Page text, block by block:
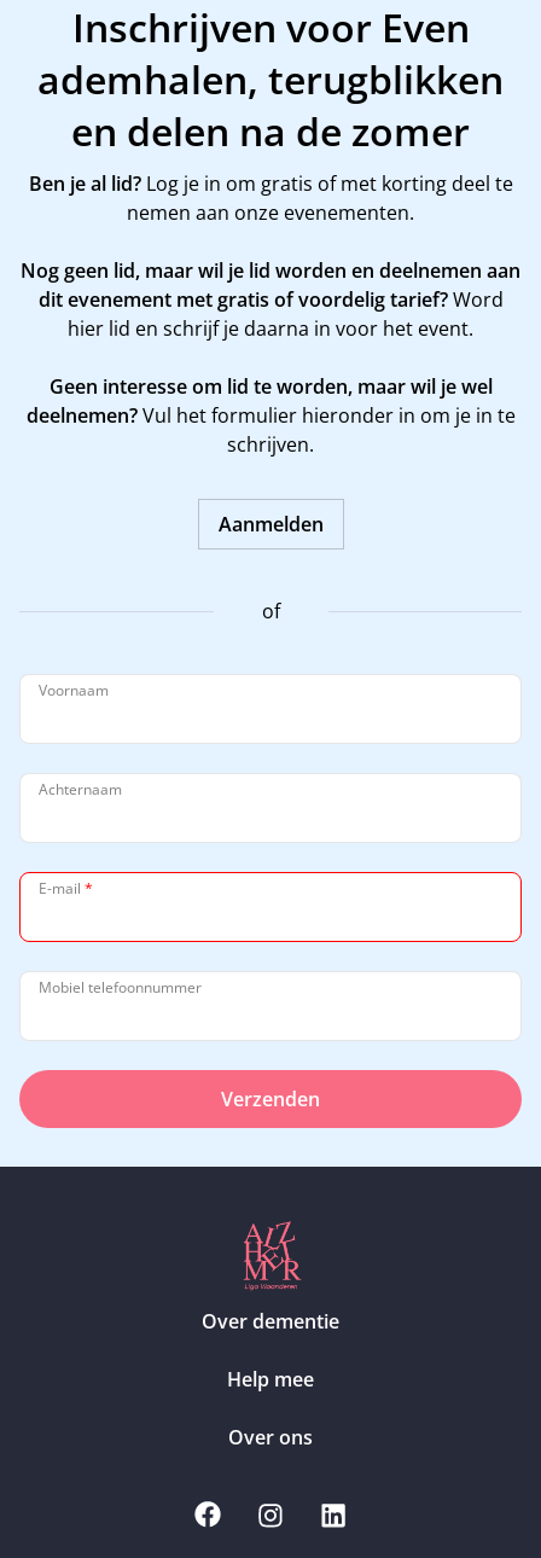
Inschrijven voor Even
ademhalen, terugblikken
en delen na de zomer
Ben je al lid?Log je in om gratis of met korting deel te
nemen aan onze evenementen.
Nog geen lid, maar wil je lid worden en deelnemen aan
dit evenement met gratis of voordelig tarief?Word
hier lid en schrijf je daarna in voor het event.
Geen interesse om lid te worden, maar wil je wel
deelnemen?Vul het formulier hieronder in om je in te
schrijven.
Aanmelden
of
Voornaam
Achternaam
E-mail *
Mobiel telefoonnummer
Verzenden
Over dementie
Help mee
Over ons